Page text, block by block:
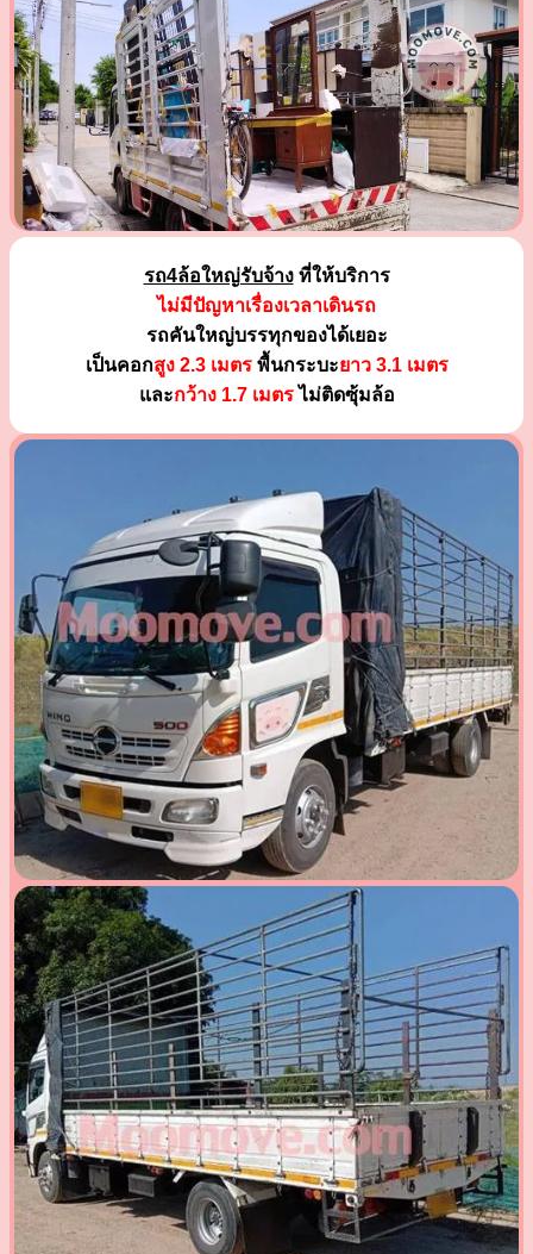
รถ4ล้อใหญ่รับจ้างที่ให้บริการ
ไม่มีปัญหาเรื่องเวลาเดินรถ
รถคันใหญ่บรรทุกของได้เยอะ
เป็นคอกสูง 2.3 เมตรพื้นกระบะยาว 3.1 เมตร
และกว้าง 1.7 เมตรไม่ติดซุ้มล้อ